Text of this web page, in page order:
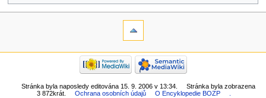
Stránka byla naposledy editována 15. 9. 2006 v 13:34.
Stránka byla zobrazena
3 872krát.
Ochrana osobních údajů O Encyklopedie BOZP